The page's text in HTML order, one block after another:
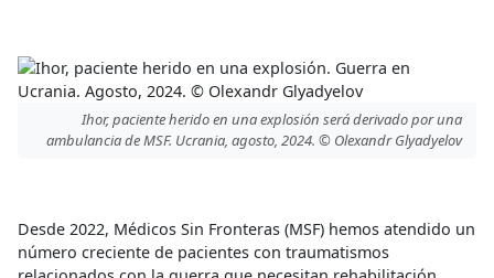
Ihor, paciente herido en una explosión será derivado por una
ambulancia de MSF. Ucrania, agosto, 2024. © Olexandr Glyadyelov
Desde 2022, Médicos Sin Fronteras (MSF) hemos atendido un
número creciente de pacientes con traumatismos